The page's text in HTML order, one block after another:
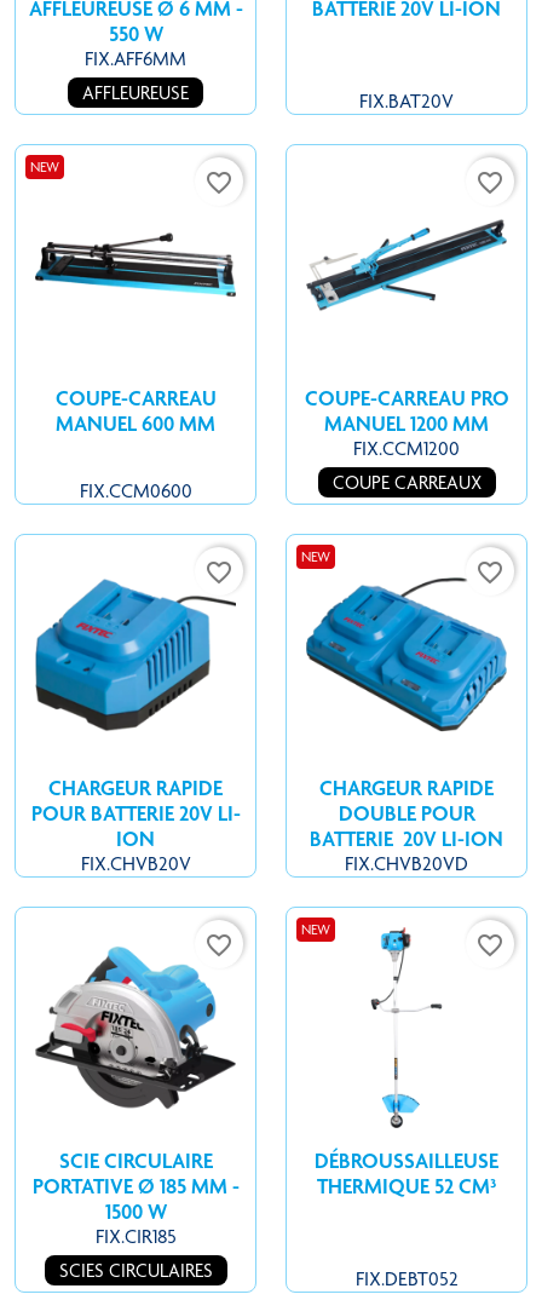
AFFLEUREUSE Ø 6 MM -
550 W
FIX.AFF6MM
AFFLEUREUSE
BATTERIE 20V LI-ION
FIX.BAT20V
NEW
favorite_border
COUPE-CARREAU
MANUEL 600 MM
FIX.CCM0600
favorite_border
COUPE-CARREAU PRO
MANUEL 1200 MM
FIX.CCM1200
COUPE CARREAUX
favorite_border
CHARGEUR RAPIDE
POUR BATTERIE 20V LI-
ION
FIX.CHVB20V
NEW
favorite_border
CHARGEUR RAPIDE
DOUBLE POUR
BATTERIE 20V LI-ION
FIX.CHVB20VD
favorite_border
SCIE CIRCULAIRE
PORTATIVE Ø 185 MM -
1500 W
FIX.CIR185
SCIES CIRCULAIRES
NEW
favorite_border
DÉBROUSSAILLEUSE
THERMIQUE 52 CM³
FIX.DEBT052